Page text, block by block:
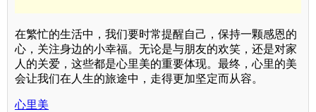
在繁忙的生活中，我们要时常提醒自己，保持一颗感恩的
心，关注身边的小幸福。无论是与朋友的欢笑，还是对家
人的关爱，这些都是心里美的重要体现。最终，心里的美
会让我们在人生的旅途中，走得更加坚定而从容。
心里美